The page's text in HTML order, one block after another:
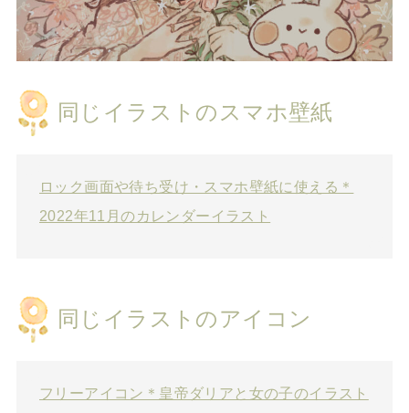
同じイラストのスマホ壁紙
ロック画面や待ち受け・スマホ壁紙に使える＊
2022年11月のカレンダーイラスト
同じイラストのアイコン
フリーアイコン＊皇帝ダリアと女の子のイラスト